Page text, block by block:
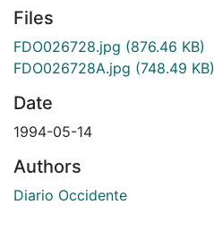
Files
FDO026728.jpg (876.46 KB)
FDO026728A.jpg (748.49 KB)
Date
1994-05-14
Authors
Diario Occidente